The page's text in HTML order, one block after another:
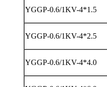
YGGP-0.6/1KV-4*1.5
YGGP-0.6/1KV-4*2.5
YGGP-0.6/1KV-4*4.0